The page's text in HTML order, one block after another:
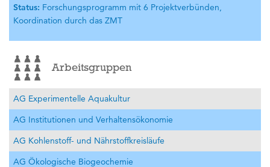
Status: Forschungsprogramm mit 6 Projektverbünden,
Koordination durch das ZMT
Arbeitsgruppen
AG Experimentelle Aquakultur
AG Institutionen und Verhaltensökonomie
AG Kohlenstoff- und Nährstoffkreisläufe
AG Ökologische Biogeochemie